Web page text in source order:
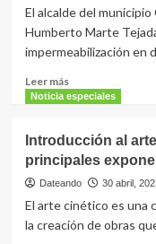
definitiva
esta
técnica
–
Armando
Iachini
Lo
Medico
El alcalde del
Humberto Marte
impermeabilización en
Leer másLeer
más
obras
de
en
de
Noticia especiales
Introducción al
principales
Dateando 30 abril,
El arte cinético es una
la creación de obras